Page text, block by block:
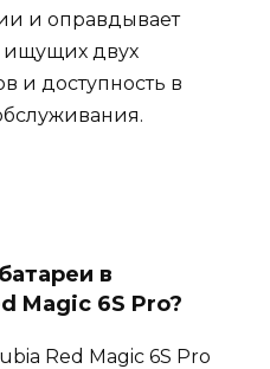
и оправдывает
ищущих двух
и доступность в
в
Magic 6S Pro?
Red Magic 6S Pro